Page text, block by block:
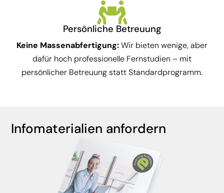

Persönliche Betreuung
Keine Massenabfertigung:Wir bieten wenige, aber
dafür hoch professionelle Fernstudien – mit
persönlicher Betreuung statt Standardprogramm.
Infomaterialien anfordern